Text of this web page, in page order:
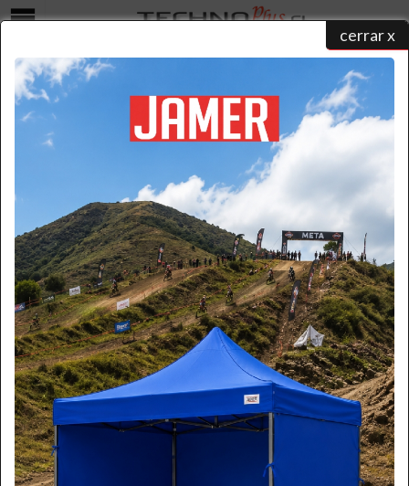
cerrar x
COTIZAR
home/catálogo de productos/ ... / cotizar
Seleccione una forma para realizar su contacto y un ejecutivo
atenderá su solicitud:
Formulario
Por favor ingrese la información necesaria.(* Requerido)
Nombre:
*
Apellido: